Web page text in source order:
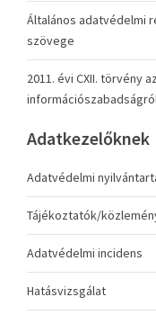
Általános adatvédelmi
szövege
2011. évi CXII. törvény
Adatkezelőknek
Adatvédelmi
Tájékoztatók/
Adatvédelmi incidens
Hatásvizsgálat